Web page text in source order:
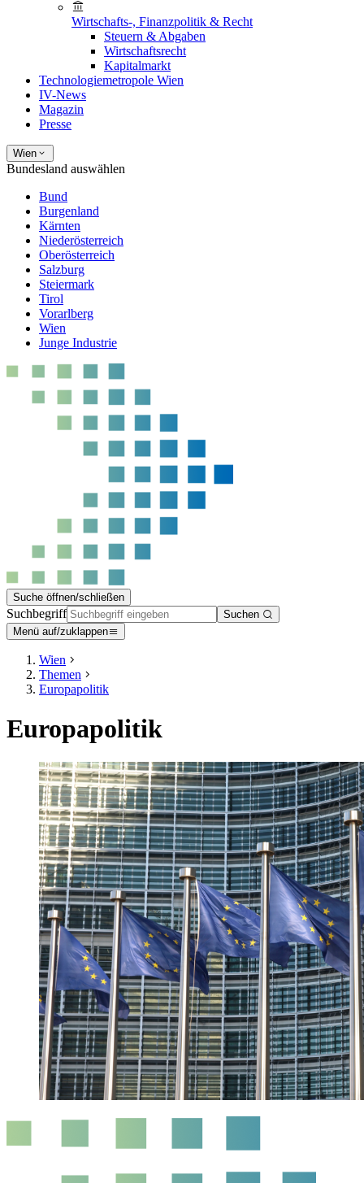
Wirtschafts-, Finanzpolitik & Recht
Steuern & Abgaben
Wirtschaftsrecht
Kapitalmarkt
Technologiemetropole Wien
IV-News
Magazin
Presse
Wien
Bundesland auswählen
Bund
Burgenland
Kärnten
Niederösterreich
Oberösterreich
Salzburg
Steiermark
Tirol
Vorarlberg
Wien
Junge Industrie
Suche öffnen/schließen
Suchbegriff
Suchen
Menü auf/zuklappen
Wien
Themen
Europapolitik
Europapolitik